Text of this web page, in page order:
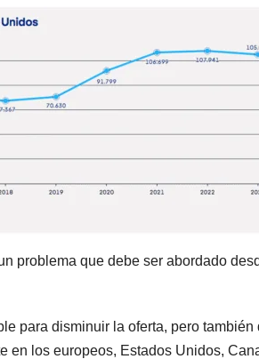
problema que debe ser abordado
para disminuir la oferta, pero
en los europeos, Estados Unidos,